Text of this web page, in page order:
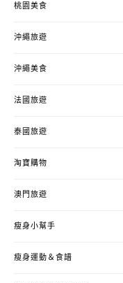
桃園美食
沖繩旅遊
沖繩美食
法國旅遊
泰國旅遊
淘寶購物
澳門旅遊
瘦身小幫手
瘦身運動＆食譜